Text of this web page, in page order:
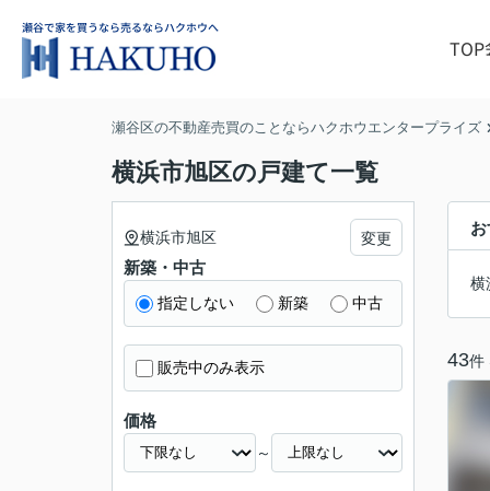
TOP
瀬谷区の不動産売買のことならハクホウエンタープライズ
横浜市旭区の戸建て一覧
横
43件
横浜市旭区 変更
新築・中古
指定しない 新築 中古
販売中のみ表示
価格
～